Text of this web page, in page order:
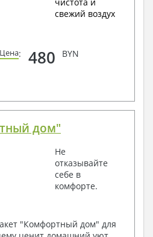
свежий воздух
Цена: 480 BYN
дом"
Не
отказывайте
себе в
комфорте.
"Комфортный дом" для